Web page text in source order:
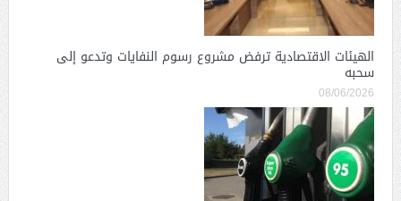
الهيئات الاقتصادية ترفض مشروع رسوم النفايات وتدعو إلى
سحبه
08/06/2026